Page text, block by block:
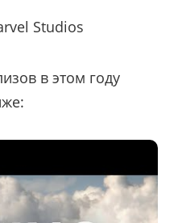
в этом году